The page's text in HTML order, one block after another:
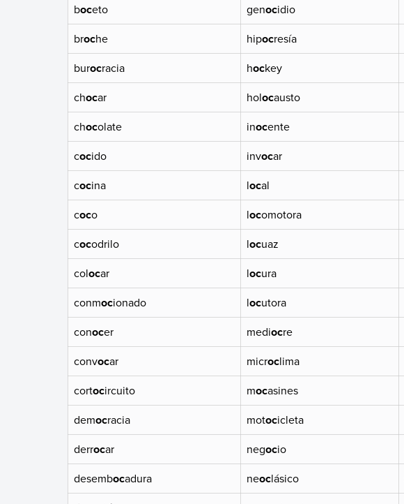
boceto genocidio
broche hipocresía
burocracia hockey
chocar holocausto
chocolate inocente
cocido invocar
cocina local
coco locomotora
cocodrilo locuaz
colocar locura
conmocionado locutora
conocer mediocre
convocar microclima
cortocircuito mocasines
democracia motocicleta
derrocar negocio
desembocadura neoclásico